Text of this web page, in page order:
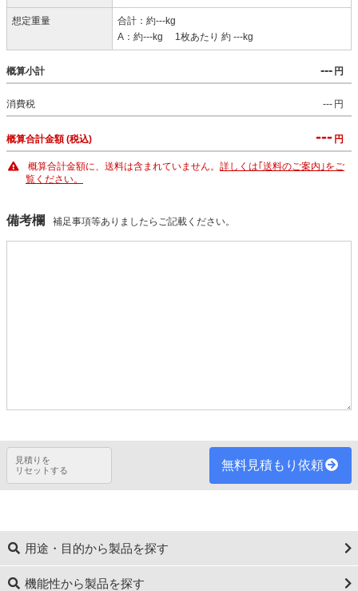
想定重量
合計：約---kg
A：約---kg 1枚あたり 約 ---kg
概算小計 --- 円
消費税 --- 円
概算合計金額 (税込) --- 円
概算合計金額に、送料は含まれていません。 詳しくは｢送料のご案内｣をご
覧ください。
備考欄 補足事項等ありましたらご記載ください。
見積りを
リセットする
無料見積もり依頼
用途・目的から製品を探す
機能性から製品を探す